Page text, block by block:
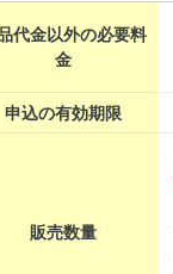
代金以外の必要料
金
申込の有効期限
販売数量